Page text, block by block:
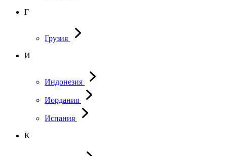
Г
Грузия
И
Индонезия
Иордания
Испания
К